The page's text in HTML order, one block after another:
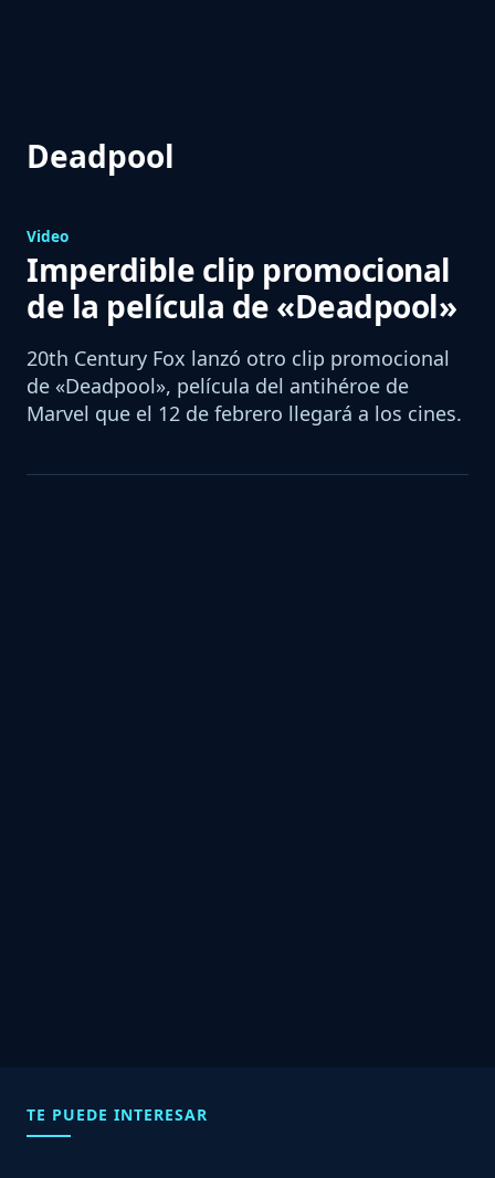
Deadpool
Video
Imperdible clip promocional
de la película de «Deadpool»
20th Century Fox lanzó otro clip promocional
de «Deadpool», película del antihéroe de
Marvel que el 12 de febrero llegará a los cines.
TE PUEDE INTERESAR